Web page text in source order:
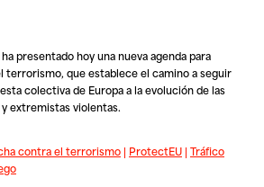
presentado hoy una nueva agenda para
terrorismo, que establece el camino a seguir
colectiva de Europa a la evolución de las
extremistas violentas.
contra el terrorismo| ProtectEU| Tráfico